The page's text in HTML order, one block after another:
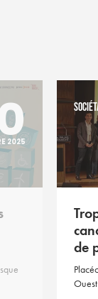
2025
de